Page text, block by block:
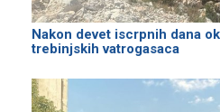
Nakon devet iscrpnih dana
trebinjskih vatrogasaca